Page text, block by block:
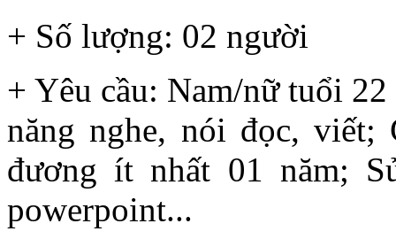
+ Số lượng: 02 người
+ Yêu cầu: Nam/nữ tuổi
năng nghe, nói đọc,
đương ít nhất 01 năm;
powerpoint...